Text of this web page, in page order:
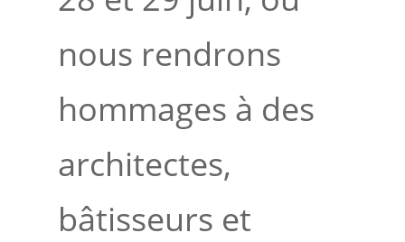
nous rendrons
hommages à des
architectes,
bâtisseurs et